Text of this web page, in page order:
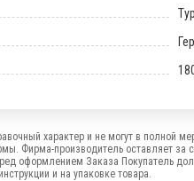
характер и не могут в полной
Фирма-производитель оставляет за
оформлением Заказа Покупатель
и на упаковке товара.